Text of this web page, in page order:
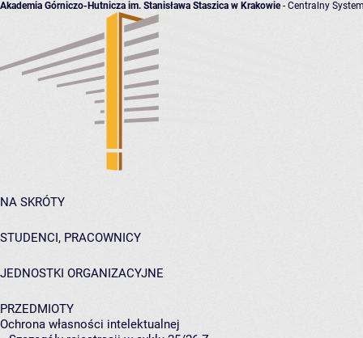
Akademia Górniczo-Hutnicza im. Stanisława Staszica w Krakowie- Centralny
NA SKRÓTY
STUDENCI, PRACOWNICY
JEDNOSTKI ORGANIZACYJNE
PRZEDMIOTY
Ochrona własności intelektualnej